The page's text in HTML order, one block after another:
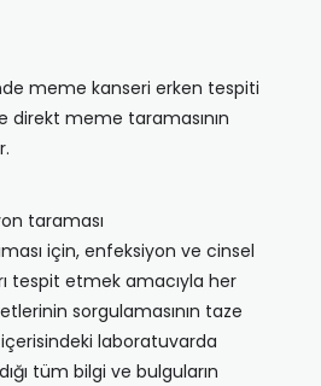
meme kanseri erken tespiti
direkt meme taramasının
taraması
için, enfeksiyon ve cinsel
tespit etmek amacıyla her
sorgulamasının taze
laboratuvarda
tüm bilgi ve bulguların